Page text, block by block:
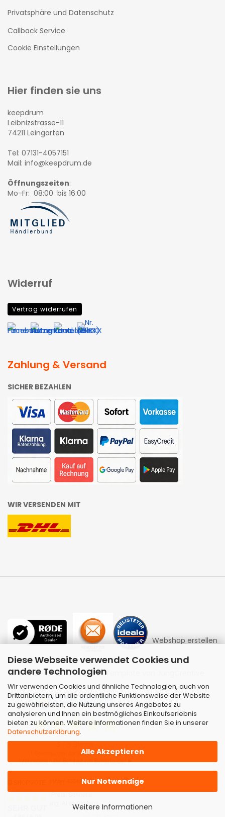
Diese Webseite verwendet Cookies und
andere Technologien
Wir verwenden Cookies und ähnliche Technologien, auch von
Drittanbietern, um die ordentliche Funktionsweise der Website
zu gewährleisten, die Nutzung unseres Angebotes zu
analysieren und Ihnen ein bestmögliches Einkaufserlebnis
bieten zu können. Weitere Informationen finden Sie in unserer
Datenschutzerklärung.
Alle Akzeptieren
Nur Notwendige
Weitere Informationen
Privatsphäre und Datenschutz
Callback Service
Cookie Einstellungen
Hier finden sie uns
keepdrum
Leibnizstrasse-11
74211 Leingarten
Tel: 07131-4057151
Mail: info@keepdrum.de
Öffnungszeiten:
Mo-Fr: 08:00 bis 16:00
Widerruf
Vertrag widerrufen
Zahlung & Versand
SICHER BEZAHLEN
WIR VERSENDEN MIT
Webshop erstellen
mit Gambio.de © 2026 | Template von